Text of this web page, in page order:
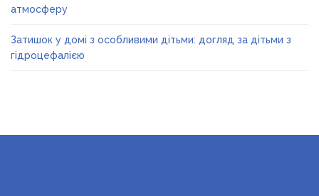
атмосферу
Затишок у домі з особливими дітьми: догляд за дітьми з
гідроцефалією